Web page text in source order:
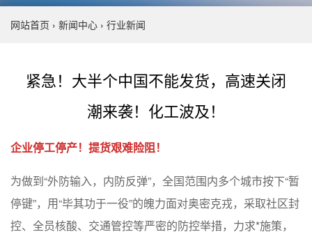
网站首页 › 新闻中心 › 行业新闻
紧急！大半个中国不能发货，高速关闭
潮来袭！化工波及！
企业停工停产！提货艰难险阻！
为做到“外防输入，内防反弹”，全国范围内多个城市按下“暂
停键”，用“毕其功于一役”的魄力面对奥密克戎，采取社区封
控、全员核酸、交通管控等严密的防控举措，力求*施策，